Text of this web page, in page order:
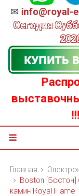
✉ info@royal-
Сегодня
!!!
Главная
Boston [Бостон]
камин Royal Flame